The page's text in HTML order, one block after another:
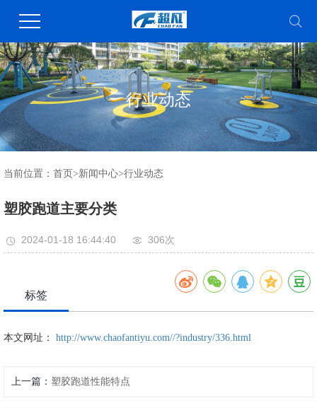
行业动态
当前位置： 首页 >新闻中心>行业动态
塑胶跑道主要分类
2024-01-18 16:44:40 306次
标签
本文网址： http://www.chaofantiyu.com//?industry/336.html
上一篇： 塑胶跑道性能特点